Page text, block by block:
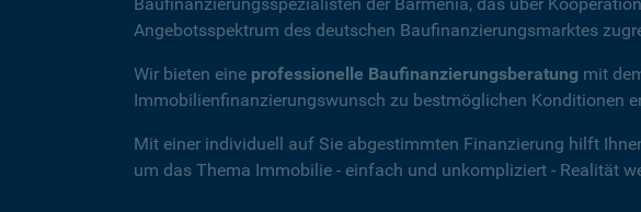
Angebotsspektrum des deutschen Baufinanzierungsmarktes
Wir bieten eine professionelle Baufinanzierungsberatung mit
Immobilienfinanzierungswunsch zu bestmöglichen Konditionen
Mit einer individuell auf Sie abgestimmten Finanzierung hilft
um das Thema Immobilie - einfach und unkompliziert - Realität